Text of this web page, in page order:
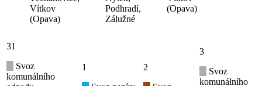
Vítkov
(Opava)
Podhradí,
Zálužné
(Opava)
31
Svoz
komunálního
1
2
3
Svoz
komunálního